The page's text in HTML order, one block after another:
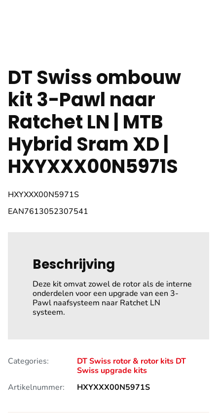
DT Swiss ombouw
kit 3-Pawl naar
Ratchet LN | MTB
Hybrid Sram XD |
HXYXXX00N5971S
HXYXXX00N5971S
EAN7613052307541
Beschrijving
Deze kit omvat zowel de rotor als de interne
onderdelen voor een upgrade van een 3-
Pawl naafsysteem naar Ratchet LN
systeem.
Categories: DT Swiss rotor & rotor kits DT
Swiss upgrade kits
Artikelnummer:
HXYXXX00N5971S